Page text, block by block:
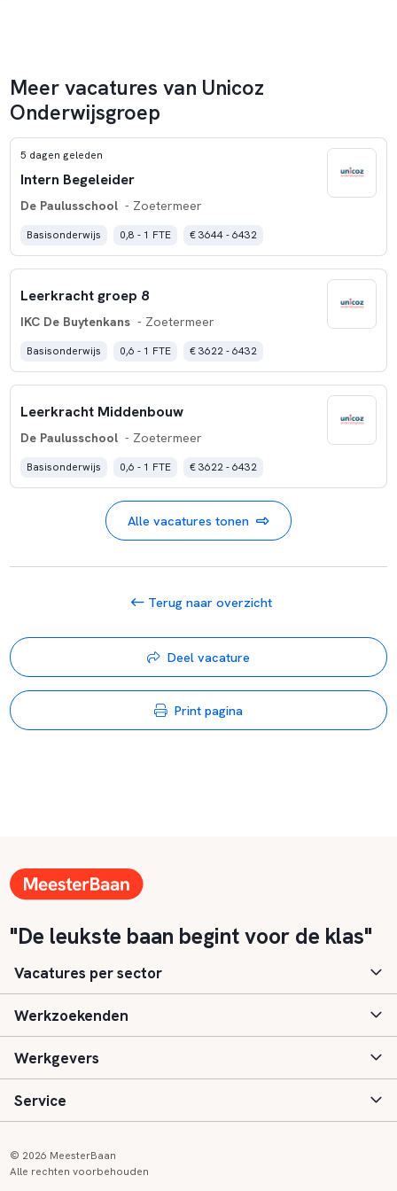
Meer vacatures van Unicoz
Onderwijsgroep
5 dagen geleden
Intern Begeleider
De Paulusschool - Zoetermeer
Basisonderwijs 0,8 - 1 FTE € 3644 - 6432
Leerkracht groep 8
IKC De Buytenkans - Zoetermeer
Basisonderwijs 0,6 - 1 FTE € 3622 - 6432
Leerkracht Middenbouw
De Paulusschool - Zoetermeer
Basisonderwijs 0,6 - 1 FTE € 3622 - 6432
Alle vacatures tonen
Terug naar overzicht
Deel vacature
Print pagina
"De leukste baan begint voor de klas"
Vacatures per sector
Basisonderwijs
Speciaal (basis) onderwijs
Voortgezet onderwijs
Werkzoekenden
Aanmelden
Vacatures
Werkgevers
Inloggen
Service
© 2026 MeesterBaan
Alle rechten voorbehouden